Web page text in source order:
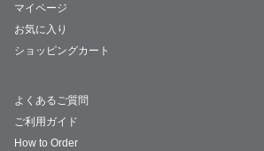
マイページ
お気に入り
ショッピングカート
よくあるご質問
ご利用ガイド
How to Order